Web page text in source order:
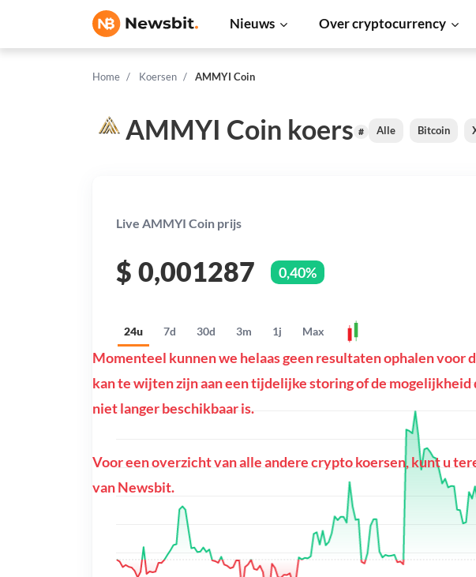
Nieuws Over cryptocurrency
Home Koersen AMMYI Coin
AMMYI Coin koers # Alle Bitcoin
Live AMMYI Coin prijs
$ 0,001287 0,40%
24u 7d 30d 3m 1j Max
Momenteel kunnen we helaas geen resultaten ophalen voor
kan te wijten zijn aan een tijdelijke storing of de
niet langer beschikbaar is.
Voor een overzicht van alle andere crypto koersen, kunt u
van Newsbit.